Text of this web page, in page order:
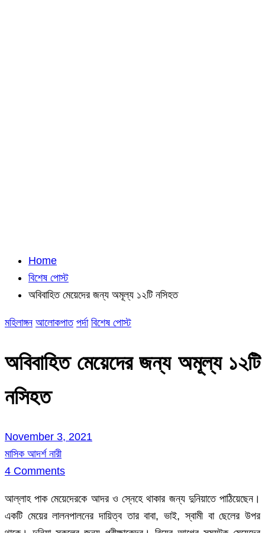
Home
বিশেষ পোস্ট
অবিবাহিত মেয়েদের জন্য অমূল্য ১২টি নসিহত
মহিলাঙ্গন আলোকপাত পর্দা বিশেষ পোস্ট
অবিবাহিত মেয়েদের জন্য অমূল্য ১২টি
নসিহত
November 3, 2021
মাসিক আদর্শ নারী
4 Comments
আল্লাহ পাক মেয়েদেরকে আদর ও স্নেহে থাকার জন্য দুনিয়াতে পাঠিয়েছেন।
একটি মেয়ের লালনপালনের দায়িত্ব তার বাবা, ভাই, স্বামী বা ছেলের উপর